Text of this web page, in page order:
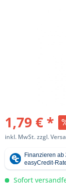
1,79 € *
inkl. MwSt.zzgl.
Sofort